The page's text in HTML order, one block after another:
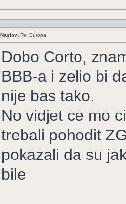
Naslov: Re: Europa
Dobo Corto,
BBB-a i zelio bi
nije bas tako.
No vidjet ce mo
trebali pohodit
pokazali da su
bile